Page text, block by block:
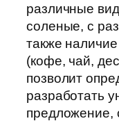
различные
соленые, с
также
(кофе, чай,
позволит
разработать
предложение,